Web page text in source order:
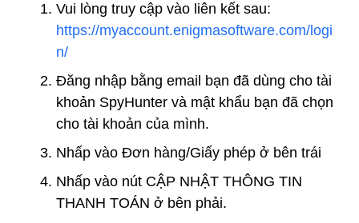
Vui lòng truy cập vào liên kết sau:
https://myaccount.enigmasoftware.com/logi
n/
Đăng nhập bằng email bạn đã dùng cho tài
khoản SpyHunter và mật khẩu bạn đã chọn
cho tài khoản của mình.
Nhấp vào Đơn hàng/Giấy phép ở bên trái
Nhấp vào nút CẬP NHẬT THÔNG TIN
THANH TOÁN ở bên phải.